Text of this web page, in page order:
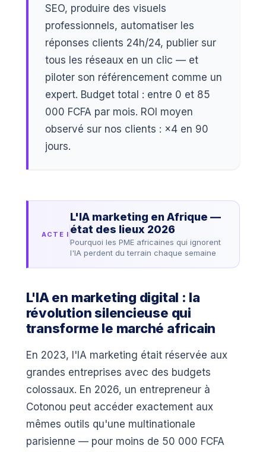
SEO, produire des visuels
professionnels, automatiser les
réponses clients 24h/24, publier sur
tous les réseaux en un clic — et
piloter son référencement comme un
expert. Budget total : entre 0 et 85
000 FCFA par mois. ROI moyen
observé sur nos clients : ×4 en 90
jours.
ACTE I
L'IA marketing en Afrique —
état des lieux 2026
Pourquoi les PME africaines qui ignorent
l'IA perdent du terrain chaque semaine
L'IA en marketing digital : la
révolution silencieuse qui
transforme le marché africain
En 2023, l'IA marketing était réservée aux
grandes entreprises avec des budgets
colossaux. En 2026, un entrepreneur à
Cotonou peut accéder exactement aux
mêmes outils qu'une multinationale
parisienne — pour moins de 50 000 FCFA